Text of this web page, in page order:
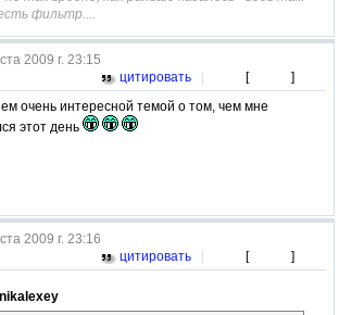
фильтр....
2009 г. 23:15
цитировать
| [
]
очень интересной темой о том, чем мне
этот день
2009 г. 23:16
цитировать
| [ ]
nikalexey